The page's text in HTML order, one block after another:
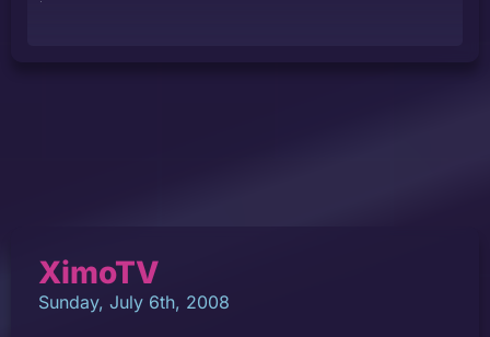
XimoTV
Sunday, July 6th, 2008